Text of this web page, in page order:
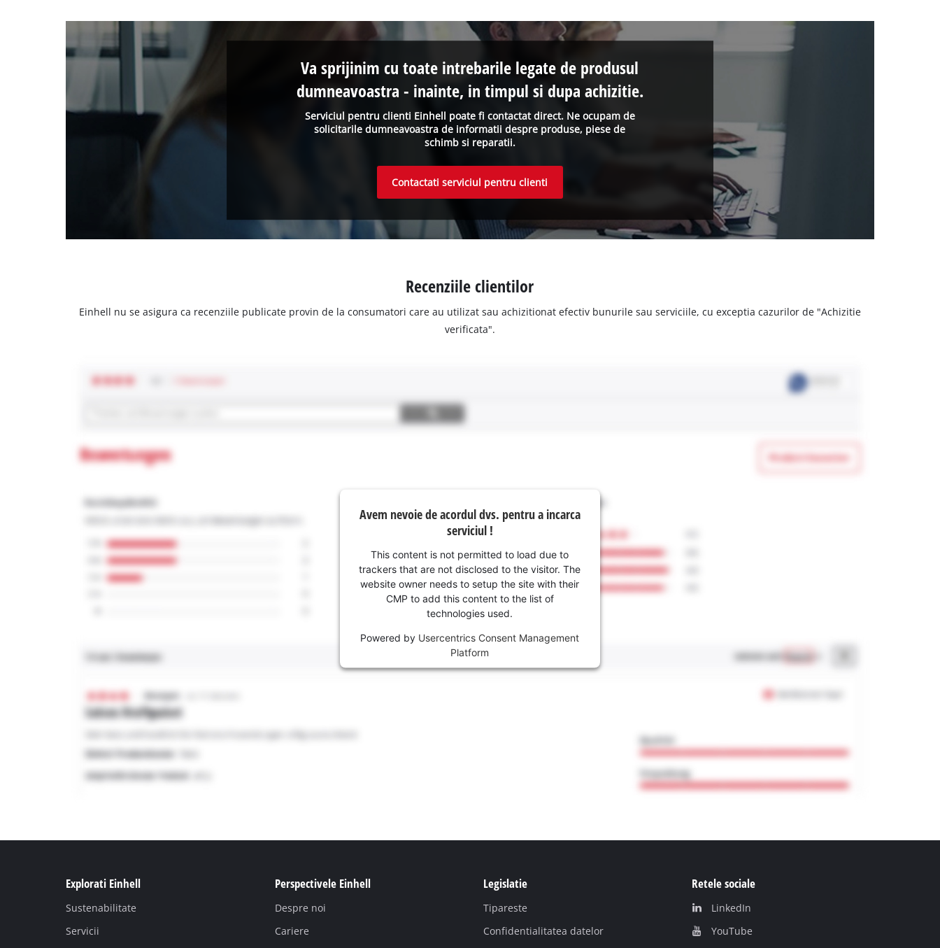
Serviciul pentru clienti Einhell poate fi contactat direct. Ne ocupam de
solicitarile dumneavoastra de informatii despre produse, piese de
schimb si reparatii.
Va sprijinim cu toate intrebarile legate de produsul
dumneavoastra - inainte, in timpul si dupa achizitie.
Contactati serviciul pentru clienti
Recenziile clientilor
Einhell nu se asigura ca recenziile publicate provin de la consumatori care au utilizat sau achizitionat efectiv bunurile sau serviciile, cu exceptia cazurilor de "Achizitie
verificata".
Avem nevoie de acordul dvs. pentru a incarca
serviciul !
This content is not permitted to load due to
trackers that are not disclosed to the visitor. The
website owner needs to setup the site with their
CMP to add this content to the list of
technologies used.
Powered by Usercentrics Consent Management
Platform
Explorati Einhell
Sustenabilitate
Servicii
Perspectivele Einhell
Despre noi
Cariere
Legislatie
Tipareste
Confidentialitatea datelor
Retele sociale
LinkedIn
YouТube